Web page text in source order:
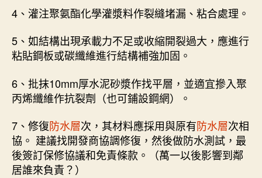
4、灌注聚氨酯化學灌漿料作裂縫堵漏、粘合處理。
5、如結構出現承載力不足或收縮開裂過大，應進行
粘貼鋼板或碳纖維進行結構補強加固。
6、批抹10mm厚水泥砂漿作找平層，並適宜摻入聚
丙烯纖維作抗裂劑（也可鋪設鋼網）。
7、修復防水層次，其材料應採用與原有防水層次相
協。 建議找開發商協調修復，然後做防水測試，最
後簽訂保修協議和免責條款。（萬一以後影響到鄰
居誰來負責？）